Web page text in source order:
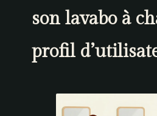
son lavabo à
profil